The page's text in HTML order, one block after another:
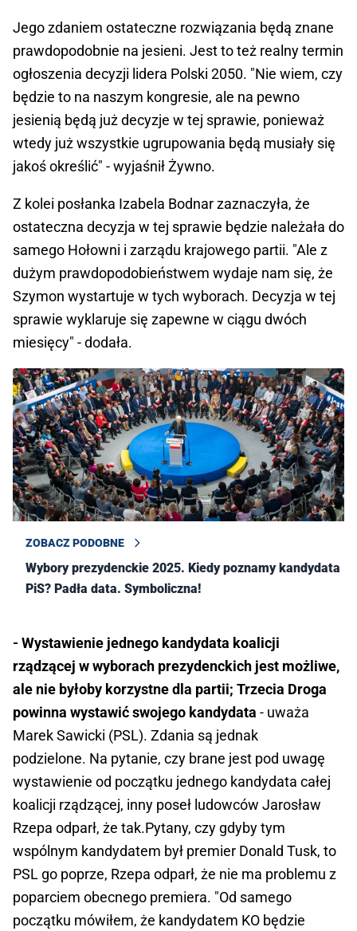
Jego zdaniem ostateczne rozwiązania będą znane
prawdopodobnie na jesieni. Jest to też realny termin
ogłoszenia decyzji lidera Polski 2050. "Nie wiem, czy
będzie to na naszym kongresie, ale na pewno
jesienią będą już decyzje w tej sprawie, ponieważ
wtedy już wszystkie ugrupowania będą musiały się
jakoś określić" - wyjaśnił Żywno.
Z kolei posłanka Izabela Bodnar zaznaczyła, że
ostateczna decyzja w tej sprawie będzie należała do
samego Hołowni i zarządu krajowego partii. "Ale z
dużym prawdopodobieństwem wydaje nam się, że
Szymon wystartuje w tych wyborach. Decyzja w tej
sprawie wyklaruje się zapewne w ciągu dwóch
miesięcy" - dodała.
ZOBACZ PODOBNE
Wybory prezydenckie 2025. Kiedy poznamy kandydata
PiS? Padła data. Symboliczna!
- Wystawienie jednego kandydata koalicji
rządzącej w wyborach prezydenckich jest możliwe,
ale nie byłoby korzystne dla partii; Trzecia Droga
powinna wystawić swojego kandydata - uważa
Marek Sawicki (PSL). Zdania są jednak
podzielone. Na pytanie, czy brane jest pod uwagę
wystawienie od początku jednego kandydata całej
koalicji rządzącej, inny poseł ludowców Jarosław
Rzepa odparł, że tak.Pytany, czy gdyby tym
wspólnym kandydatem był premier Donald Tusk, to
PSL go poprze, Rzepa odparł, że nie ma problemu z
poparciem obecnego premiera. "Od samego
początku mówiłem, że kandydatem KO będzie